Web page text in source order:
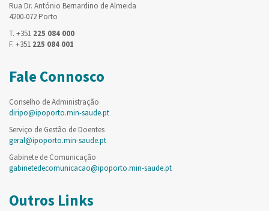
Rua Dr. António Bernardino de Almeida
4200-072 Porto
T. +351 225 084 000
F. +351 225 084 001
Fale Connosco
Conselho de Administração
diripo@ipoporto.min-saude.pt
Serviço de Gestão de Doentes
geral@ipoporto.min-saude.pt
Gabinete de Comunicação
gabinetedecomunicacao@ipoporto.min-saude.pt
Outros Links